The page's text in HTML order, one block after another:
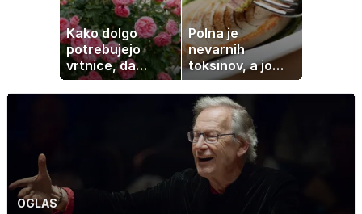
Kako dolgo
potrebujejo
vrtnice, da
zrastejo? Vse o
rasti, cvetenju in
Polna je
nevarnih
toksinov, a jo
imamo vsi radi:
to je najbolj
nezdrava riba, ki
jo mnogi redno
uživajo
OGLAS